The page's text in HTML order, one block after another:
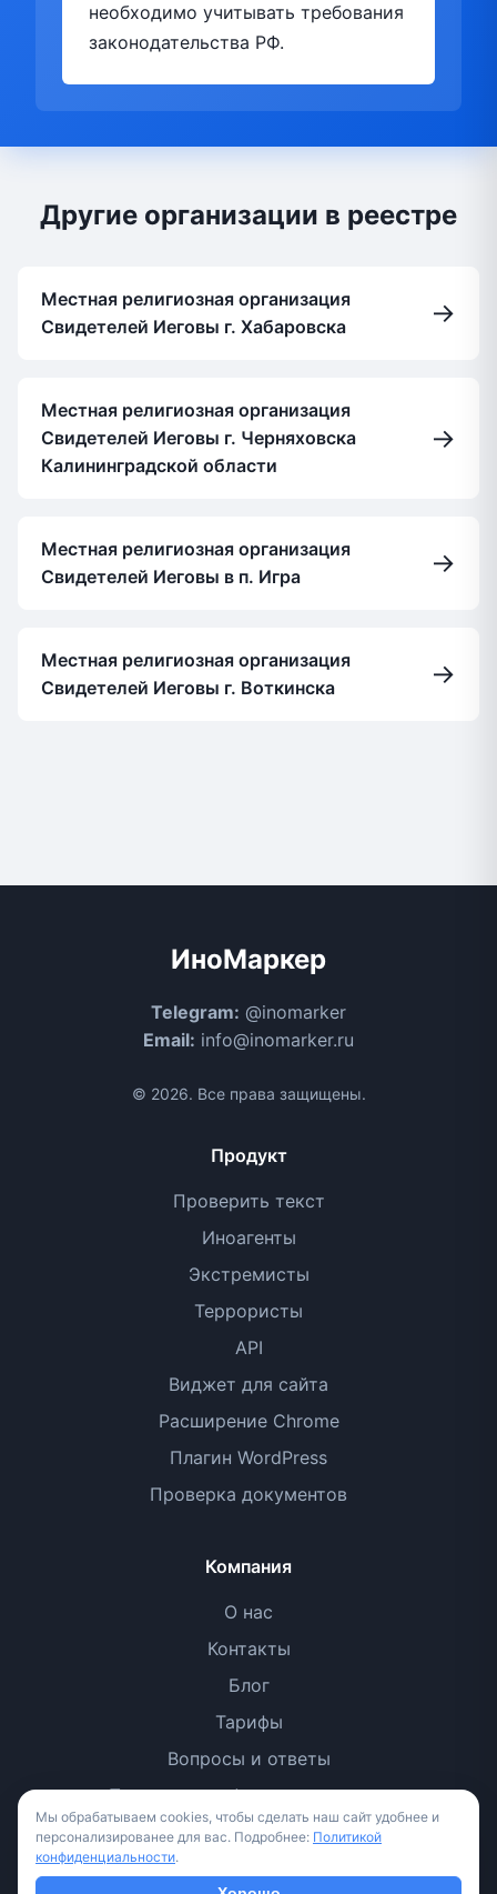
необходимо учитывать требования
законодательства РФ.
Другие организации в реестре
Местная религиозная организация
Свидетелей Иеговы г. Хабаровска
→
Местная религиозная организация
Свидетелей Иеговы г. Черняховска
Калининградской области
→
Местная религиозная организация
Свидетелей Иеговы в п. Игра
→
Местная религиозная организация
Свидетелей Иеговы г. Воткинска
→
ИноМаркер
Telegram: @inomarker
Email: info@inomarker.ru
© 2026. Все права защищены.
Продукт
Проверить текст
Иноагенты
Экстремисты
Террористы
API
Виджет для сайта
Расширение Chrome
Плагин WordPress
Проверка документов
Компания
О нас
Контакты
Блог
Тарифы
Вопросы и ответы
Политика конфиденциальности
Условия использования
Мы обрабатываем cookies, чтобы сделать наш сайт удобнее и
персонализированее для вас. Подробнее: Политикой
конфиденциальности.